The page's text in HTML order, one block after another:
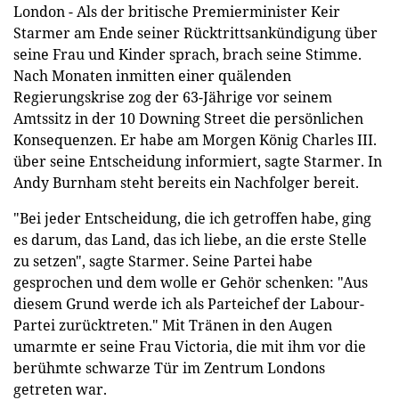
London - Als der britische Premierminister Keir
Starmer am Ende seiner Rücktrittsankündigung über
seine Frau und Kinder sprach, brach seine Stimme.
Nach Monaten inmitten einer quälenden
Regierungskrise zog der 63-Jährige vor seinem
Amtssitz in der 10 Downing Street die persönlichen
Konsequenzen. Er habe am Morgen König Charles III.
über seine Entscheidung informiert, sagte Starmer. In
Andy Burnham steht bereits ein Nachfolger bereit.
"Bei jeder Entscheidung, die ich getroffen habe, ging
es darum, das Land, das ich liebe, an die erste Stelle
zu setzen", sagte Starmer. Seine Partei habe
gesprochen und dem wolle er Gehör schenken: "Aus
diesem Grund werde ich als Parteichef der Labour-
Partei zurücktreten." Mit Tränen in den Augen
umarmte er seine Frau Victoria, die mit ihm vor die
berühmte schwarze Tür im Zentrum Londons
getreten war.